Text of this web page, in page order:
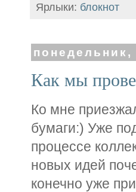
Ярлыки: блокнот
понедельник,
Как мы
Ко мне
бумаги:) Уже
процессе
новых идей
конечно уже